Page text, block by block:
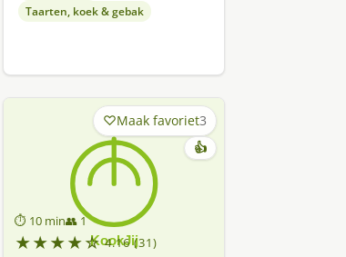
Taarten, koek & gebak
⏱ 10 min👥 1
★★★★☆ 4.16 (31)
Maak favoriet3
👍